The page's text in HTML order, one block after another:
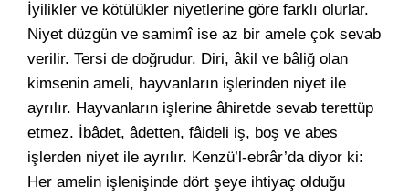
İyilikler ve kötülükler niyetlerine göre farklı olurlar.
Niyet düzgün ve samimî ise az bir amele çok sevab
verilir. Tersi de doğrudur. Diri, âkil ve bâliğ olan
kimsenin ameli, hayvanların işlerinden niyet ile
ayrılır. Hayvanların işlerine âhiretde sevab terettüp
etmez. İbâdet, âdetten, fâideli iş, boş ve abes
işlerden niyet ile ayrılır. Kenzü’l-ebrâr’da diyor ki:
Her amelin işlenişinde dört şeye ihtiyaç olduğu